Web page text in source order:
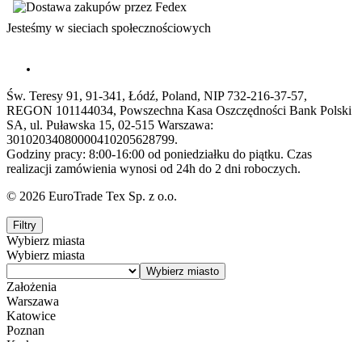
Jesteśmy w sieciach społecznościowych
Św. Teresy 91, 91-341, Łódź, Poland, NIP 732-216-37-57,
REGON 101144034, Powszechna Kasa Oszczędności Bank Polski
SA, ul. Puławska 15, 02-515 Warszawa:
30102034080000410205628799.
Godziny pracy: 8:00-16:00 od poniedziałku do piątku. Czas
realizacji zamówienia wynosi od 24h do 2 dni roboczych.
© 2026 EuroTrade Tex Sp. z o.o.
Filtry
Wybierz miasta
Wybierz miasta
Założenia
Warszawa
Katowice
Poznan